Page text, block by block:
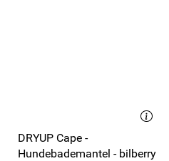
DRYUP Cape -
Hundebademantel - bilberry